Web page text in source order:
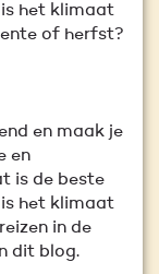
het klimaat
of herfst?
en maak je
en
is de beste
het klimaat
in de
dit blog.